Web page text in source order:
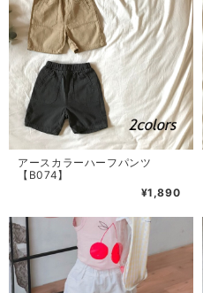
アースカラーハーフパンツ
【B074】
¥1,890